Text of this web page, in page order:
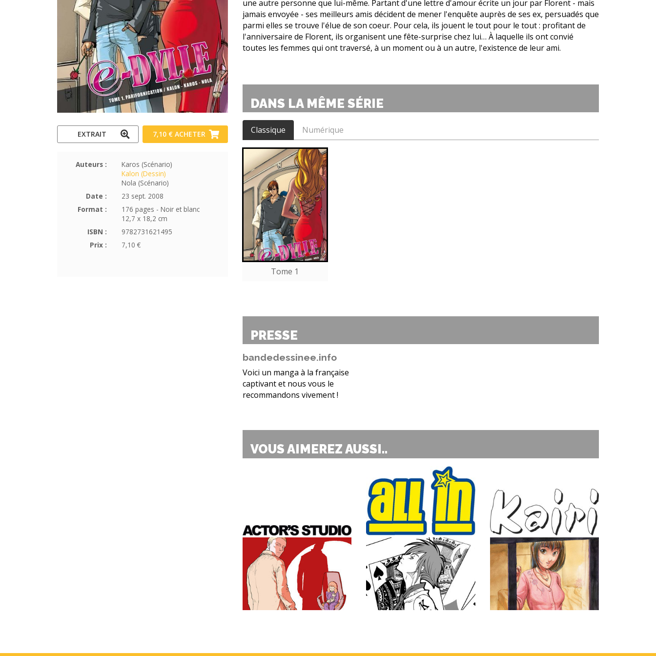
EXTRAIT 7,10 € ACHETER
Auteurs :
Karos (Scénario)
Kalon (Dessin)
Nola (Scénario)
Date :
23 sept. 2008
Format :
176 pages - Noir et blanc
12,7 x 18,2 cm
ISBN :
9782731621495
Prix :
7,10 €
une autre personne que lui-même. Partant d'une lettre d'amour écrite un jour par Florent - mais
jamais envoyée - ses meilleurs amis décident de mener l'enquête auprès de ses ex, persuadés que
parmi elles se trouve l'élue de son coeur. Pour cela, ils jouent le tout pour le tout : profitant de
l'anniversaire de Florent, ils organisent une fête-surprise chez lui… À laquelle ils ont convié
toutes les femmes qui ont traversé, à un moment ou à un autre, l'existence de leur ami.
DANS LA MÊME SÉRIE
Classique Numérique
Tome 1
PRESSE
bandedessinee.info
Voici un manga à la française
captivant et nous vous le
recommandons vivement !
VOUS AIMEREZ AUSSI..